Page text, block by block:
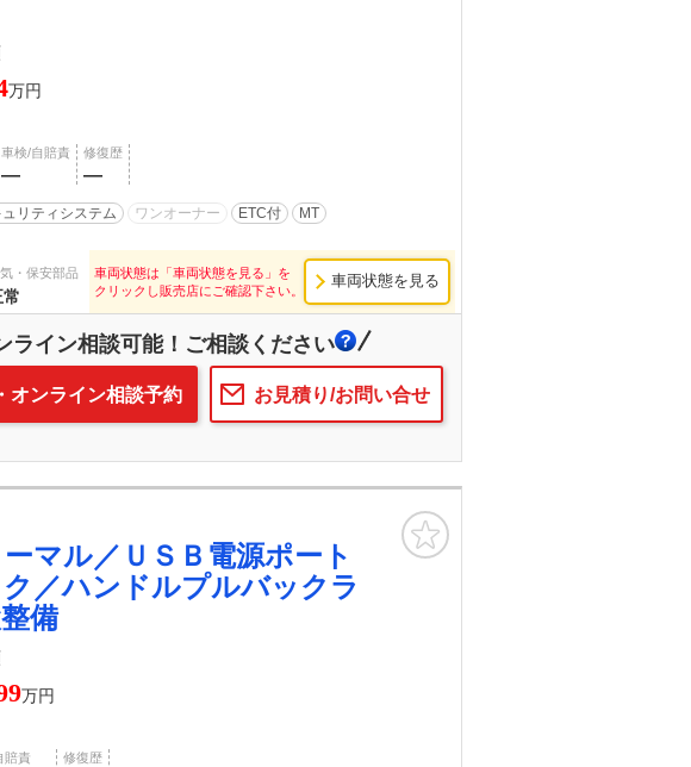
万円
車検/自賠責
―
修復歴
―
ュリティシステム ワンオーナー ETC付 MT
・保安部品
車両状態は「車両状態を見る」を
クリックし販売店にご確認下さい。
車両状態を見る
ライン相談可能！ご相談ください
お見積り/お問い合せ
オンライン相談予約
マル／ＵＳＢ電源ポート
／ハンドルプルバックラ
備
万円
賠責 修復歴